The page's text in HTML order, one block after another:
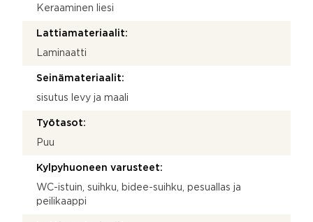
Keraaminen liesi
Lattiamateriaalit:
Laminaatti
Seinämateriaalit:
sisutus levy ja maali
Työtasot:
Puu
Kylpyhuoneen varusteet:
WC-istuin, suihku, bidee-suihku, pesuallas ja
peilikaappi